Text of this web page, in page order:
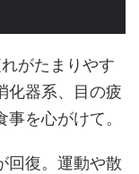
がたまりやす
化器系、目の疲
を心がけて。
回復。運動や散